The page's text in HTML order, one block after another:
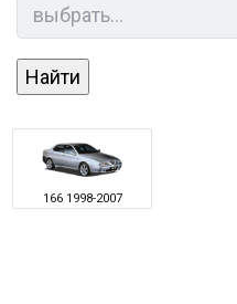
166 1998-2007